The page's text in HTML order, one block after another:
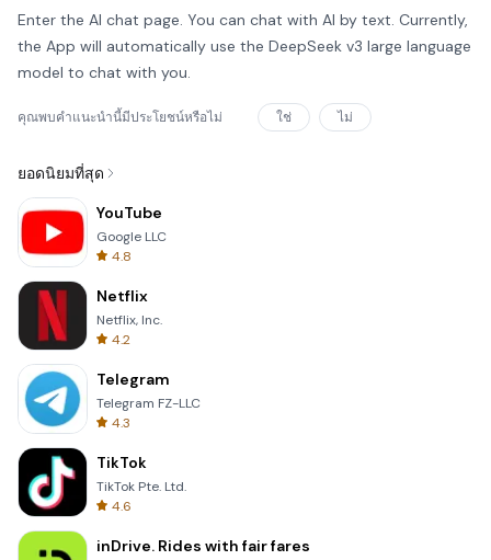
Enter the AI chat page. You can chat with AI by text. Currently,
the App will automatically use the DeepSeek v3 large language
model to chat with you.
คุณพบคำแนะนำนี้มีประโยชน์หรือไม่ ใช่ ไม่
ยอดนิยมที่สุด
YouTube
Google LLC
4.8
Netflix
Netflix, Inc.
4.2
Telegram
Telegram FZ-LLC
4.3
TikTok
TikTok Pte. Ltd.
4.6
inDrive. Rides with fair fares